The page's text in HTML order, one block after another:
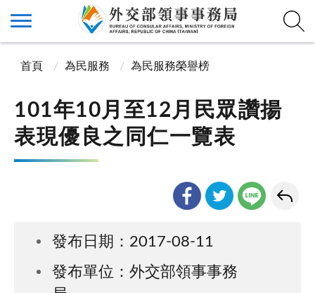
首頁 為民服務 為民服務榮譽榜
101年10月至12月民眾讚揚
表現優良之同仁一覽表
發布日期：2017-08-11
發布單位：外交部領事事務